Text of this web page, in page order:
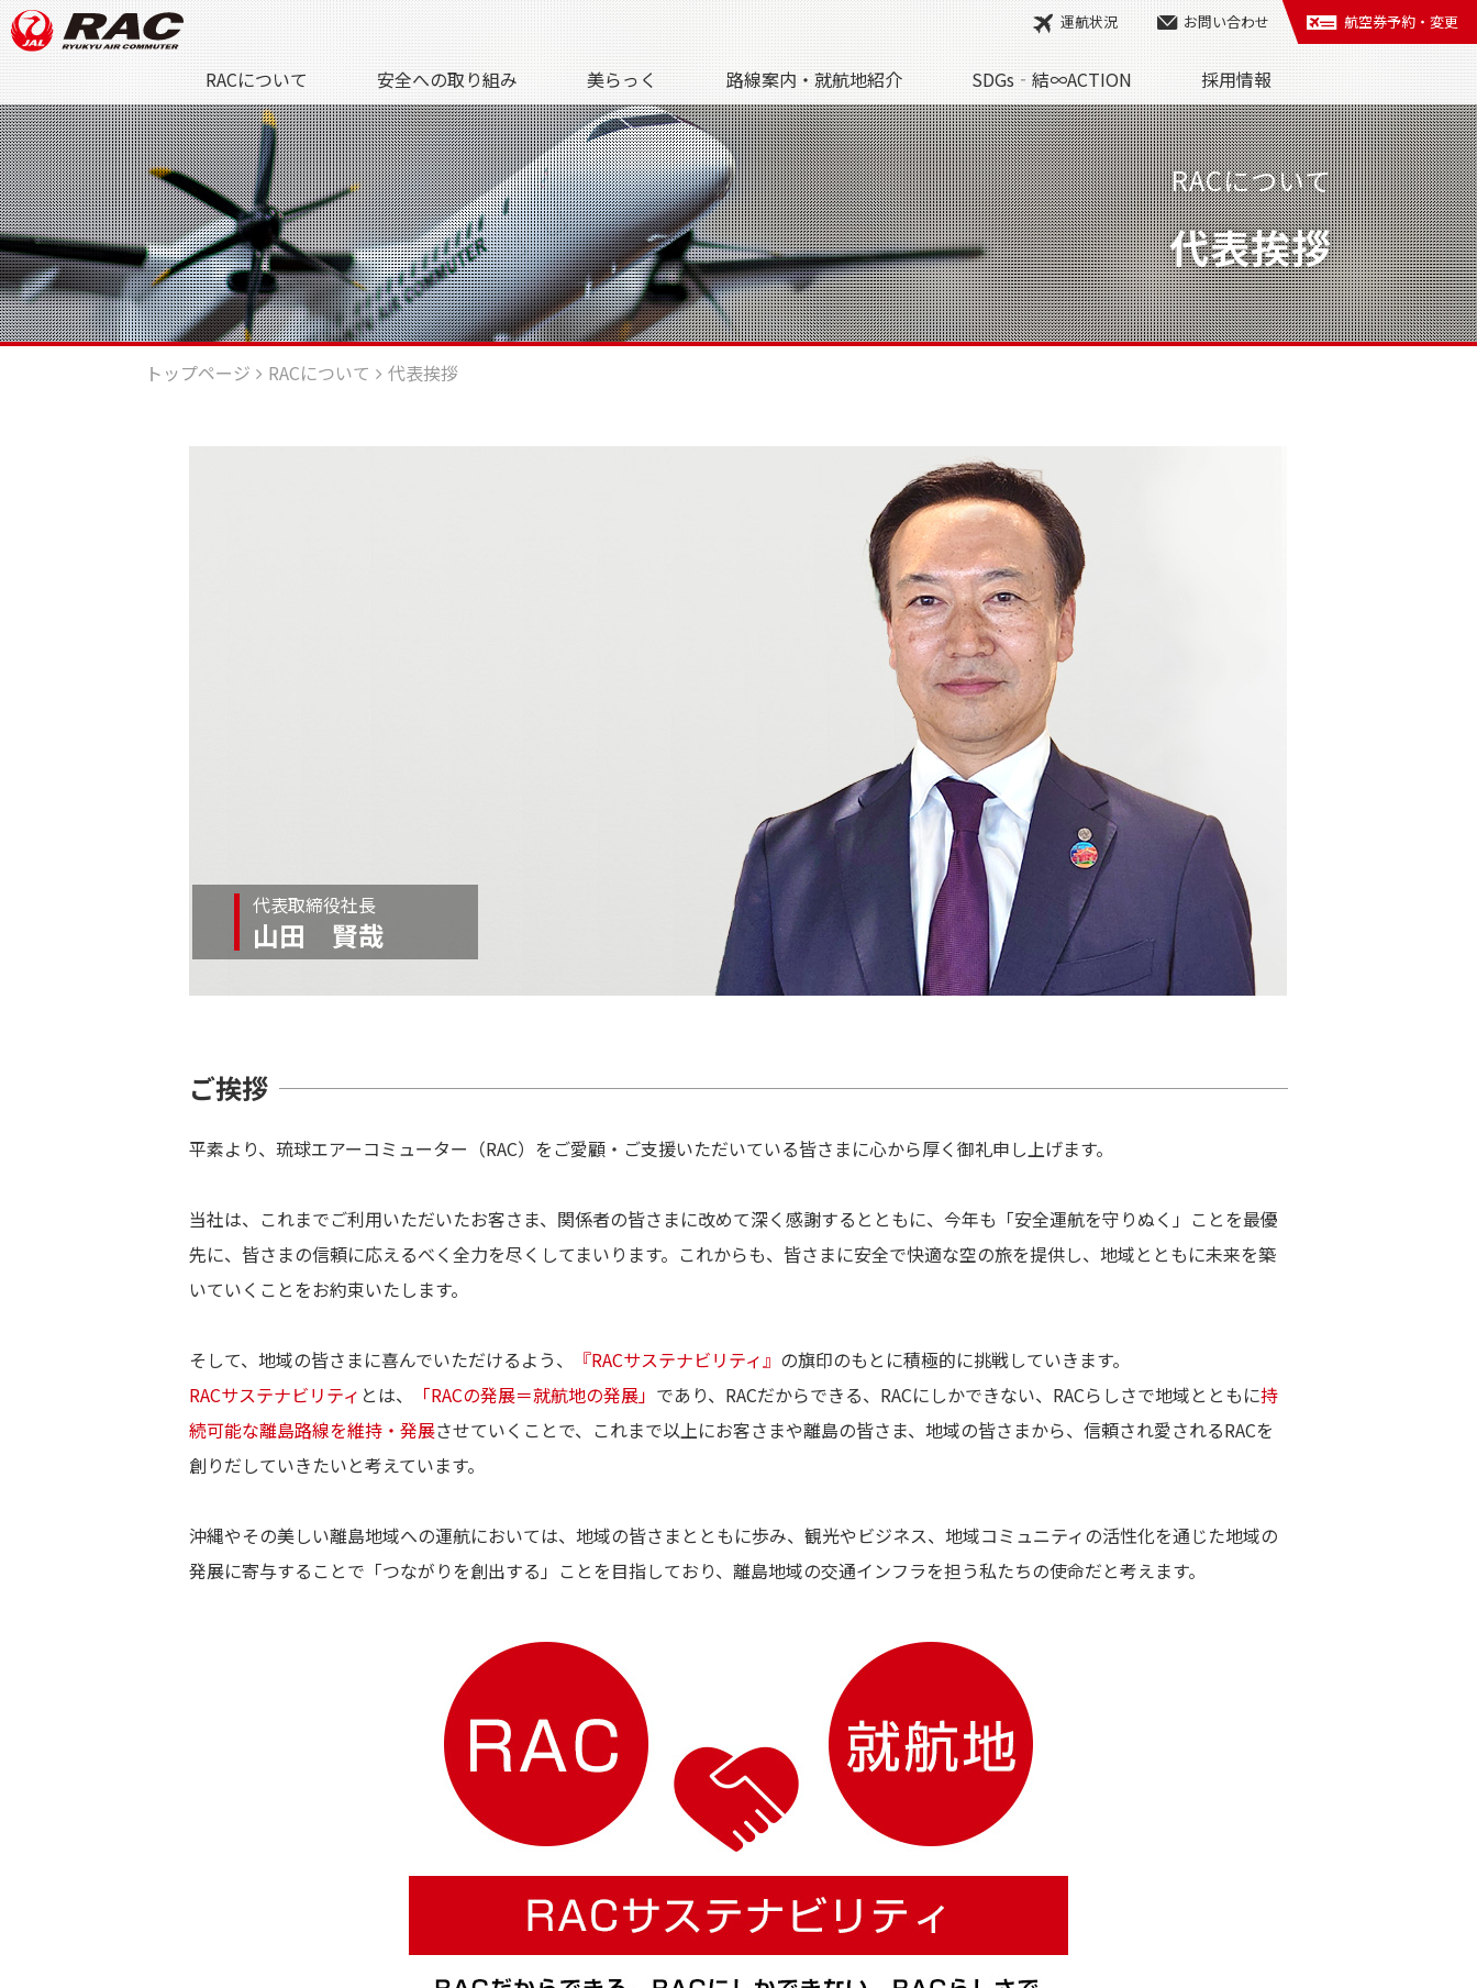
運航状況 お問い合わせ 航空券予約・変更
RACについて 安全への取り組み 美らっく 路線案内・就航地紹介 SDGs‐結∞ACTION 採用情報
RACについて
代表挨拶
トップページ RACについて 代表挨拶
代表取締役社長
山田 賢哉
ご挨拶
平素より、琉球エアーコミューター（RAC）をご愛顧・ご支援いただいている皆さまに心から厚く御礼申し上げます。
当社は、これまでご利用いただいたお客さま、関係者の皆さまに改めて深く感謝するとともに、今年も「安全運航を守りぬく」ことを最優
先に、皆さまの信頼に応えるべく全力を尽くしてまいります。これからも、皆さまに安全で快適な空の旅を提供し、地域とともに未来を築
いていくことをお約束いたします。
そして、地域の皆さまに喜んでいただけるよう、 『RACサステナビリティ』 の旗印のもとに積極的に挑戦していきます。
RACサステナビリティ とは、 「RACの発展＝就航地の発展」 であり、RACだからできる、RACにしかできない、RACらしさで地域とともに持
続可能な離島路線を維持・発展させていくことで、これまで以上にお客さまや離島の皆さま、地域の皆さまから、信頼され愛されるRACを
創りだしていきたいと考えています。
沖縄やその美しい離島地域への運航においては、地域の皆さまとともに歩み、観光やビジネス、地域コミュニティの活性化を通じた地域の
発展に寄与することで「つながりを創出する」ことを目指しており、離島地域の交通インフラを担う私たちの使命だと考えます。